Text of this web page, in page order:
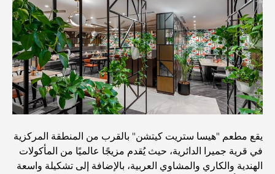
أغلى ماركات البدلات التي تُعرّف مفهوم الخياطة الفاخرة
مطاعم شاطئ J1: وجهة دبي الجديدة لتناول الطعام الفاخر
أغلى ساعات رولكس التي بيعت على الإطلاق
حضانة أطفال في دبي هيلز: دليل للآباء
يقع مطعم "هيسا ستريت كيتشن" بالقرب من المنطقة المركزية
في قرية جميرا الدائرية، حيث يُقدم مزيجًا عالميًا من المأكولات
الهندية والكاري والمشاوي العربية، بالإضافة إلى تشكيلة واسعة